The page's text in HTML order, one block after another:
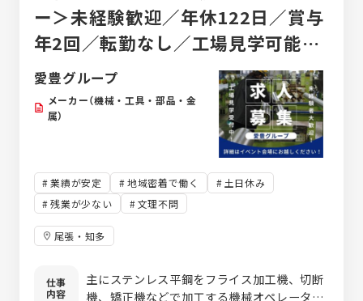
検査装置等の設計～製作、 部品加工、製品の
開発～試験等の受託開発を手掛けています。
＜業務内容＞ こちらの事業の営業担当とし
連業務を担当していただきます。 その他にも
リピート品や既存設備等の改造案件に対する
受注獲得、 仕様や納期の打合せ見積り対応、
受注後の管理、 客先への納入までを技術担当
る方は、 これまでの経験を活かして活躍出
来ます！
ー＞未経験歓迎／年休122日／賞与
年2回／転勤なし／工場見学可能／
創業80年以上の老舗企業
愛豊グループ
メーカー（機械・工具・部品・金
属）
業績が安定 地域密着で働く
土日休み
残業が少ない
文理不問
尾張・知多
仕事
内容
主にステンレス平鋼をフライス加工機、切断
機、矯正機などで加工する機械オペレーター